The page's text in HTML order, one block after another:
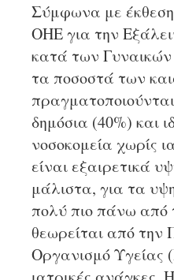
Σύμφωνα με έκθεση
ΟΗΕ για την
κατά των Γυναικών
τα ποσοστά των
δημόσια (40%) και
νοσοκομεία χωρίς
είναι εξαιρετικά
μάλιστα, για τα
πολύ πιο πάνω από
θεωρείται από την
Οργανισμό Υγείας